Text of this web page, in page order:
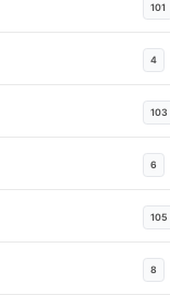
101
4
103
6
105
8